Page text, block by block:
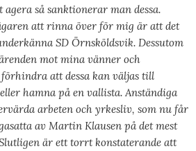
så sanktionerar man dessa.
att rinna över för mig är att det
SD Örnsköldsvik. Dessutom
mot mina vänner och
att dessa kan väljas till
hamna på en vallista. Anständiga
arbeten och yrkesliv, som nu får
av Martin Klausen på det mest
är ett torrt konstaterande att